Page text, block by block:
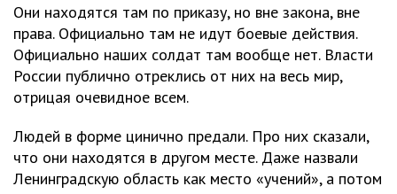
Они находятся там по приказу, но вне закона, вне
права. Официально там не идут боевые действия.
Официально наших солдат там вообще нет. Власти
России публично отреклись от них на весь мир,
отрицая очевидное всем.
Людей в форме цинично предали. Про них сказали,
что они находятся в другом месте. Даже назвали
Ленинградскую область как место «учений», а потом